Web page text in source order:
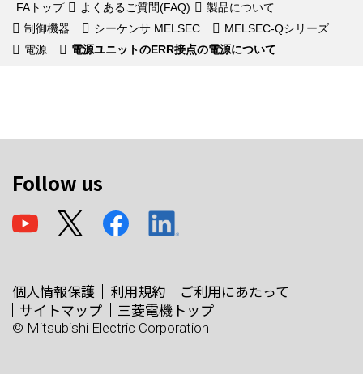
FAトップ よくあるご質問(FAQ)
製品について
制御機器
シーケンサ MELSEC
MELSEC-Qシリーズ
電源
電源ユニットのERR接点の電源について
Follow us
個人情報保護 利用規約
ご利用にあたって
サイトマップ
三菱電機トップ
© Mitsubishi Electric Corporation